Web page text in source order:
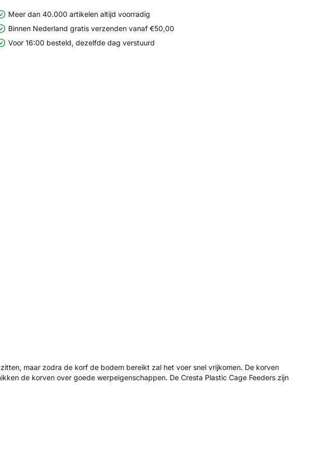
Meer dan 40.000 artikelen altijd voorradig
Binnen Nederland gratis verzenden vanaf €50,00
Voor 16:00 besteld, dezelfde dag verstuurd
maar zodra de korf de bodem bereikt zal het voer snel vrijkomen. De korven
de korven over goede werpeigenschappen. De Cresta Plastic Cage Feeders zijn